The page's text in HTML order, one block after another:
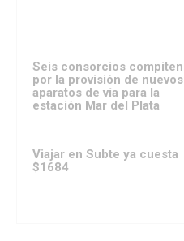
Seis consorcios compiten
por la provisión de nuevos
aparatos de vía para la
estación Mar del Plata
Viajar en Subte ya cuesta
$1684